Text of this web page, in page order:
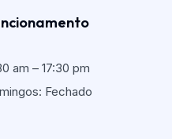
am – 17:30 pm
Fechado